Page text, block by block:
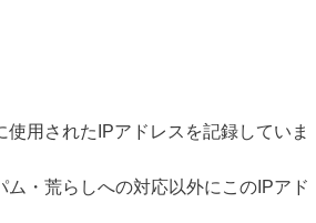
用されたIPアドレスを記録していま
・荒らしへの対応以外にこのIPアド